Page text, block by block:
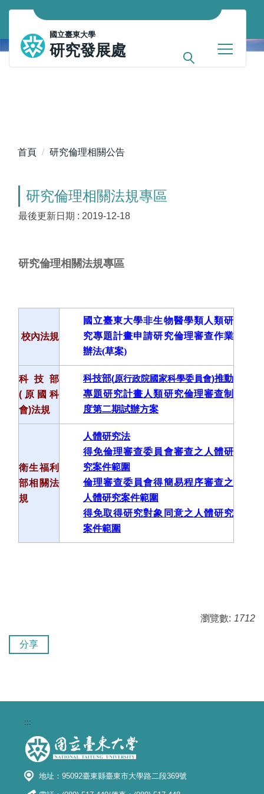
跳
主
要
內
國立臺東大學
研究發展處
首頁 研究倫理相關公告
研究倫理相關法規專區
最後更新日期 : 2019-12-18
研究倫理相關法規專區
校內法規
國立臺東大學非生物醫學類人類研
究專題計畫申請研究倫理審查作業
辦法(草案)
科技部
( 原國科
會)法規
科技部(原行政院國家科學委員會)推動
專題研究計畫人類研究倫理審查制
度第二期試辦方案
衛生福利
部相關法
規
人體研究法
得免倫理審查委員會審查之人體研
究案件範圍
倫理審查委員會得簡易程序審查之
人體研究案件範圍
得免取得研究對象同意之人體研究
案件範圍
瀏覽數: 1712
分享
:::
地址：95092臺東縣臺東市大學路二段369號